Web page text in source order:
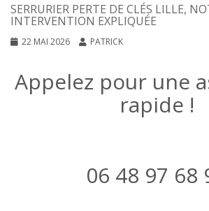
SERRURIER PERTE DE CLÉS LILLE,
INTERVENTION EXPLIQUÉE
22 MAI 2026 PATRICK
Appelez pour une
rapide !
06 48 97 68